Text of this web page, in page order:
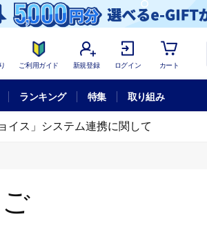
ご利用ガイド 新規登録 ログイン カート
ランキング 特集 取り組み
イス」システム連携に関して